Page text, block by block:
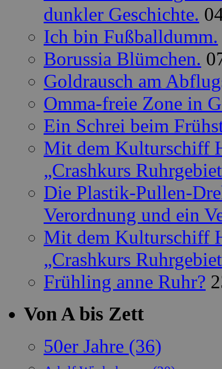
dunkler Geschichte.
Ich bin Fußballdumm.
Borussia Blümchen.
Goldrausch am
Omma-freie Zone in
Ein Schrei beim
Mit dem Kulturschiff
„Crashkurs
Die Plastik-Pullen-
Verordnung und ein
Mit dem Kulturschiff
„Crashkurs
Frühling anne Ruhr?
Von A bis Zett
50er Jahre (36)